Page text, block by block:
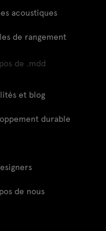
acoustiques
de rangement
de .mdd
et blog
durable
de nous